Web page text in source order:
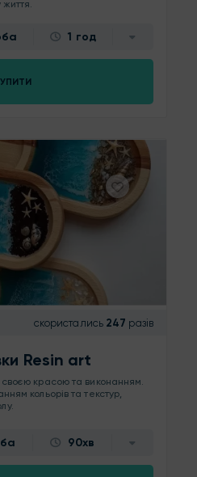
1 год
скористались 247 разів
Resin art
красою та виконанням.
кольорів та текстур,
90хв